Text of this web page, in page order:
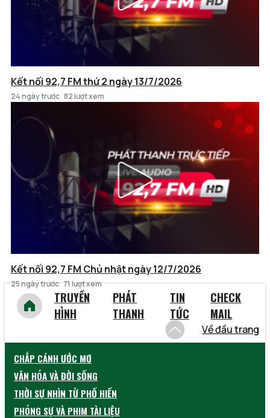
Kết nối 92,7 FM thứ 2 ngày 13/7/2026
24 ngày trước 82 lượt xem
Kết nối 92,7 FM Chủ nhật ngày 12/7/2026
25 ngày trước 71 lượt xem
TRUYỀN
HÌNH
PHÁT
THANH
TIN
TỨC
CHECK
MAIL
Về đầu trang
CHẮP CÁNH ƯỚC MƠ
VĂN HÓA VÀ ĐỜI SỐNG
THỜI SỰ NHÌN TỪ PHỐ HIẾN
PHÓNG SỰ VÀ PHIM TÀI LIỆU